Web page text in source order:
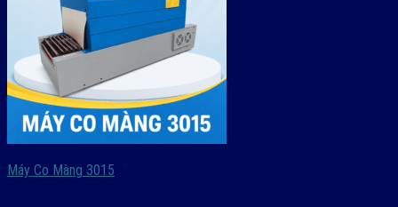
Máy Co Màng 3015